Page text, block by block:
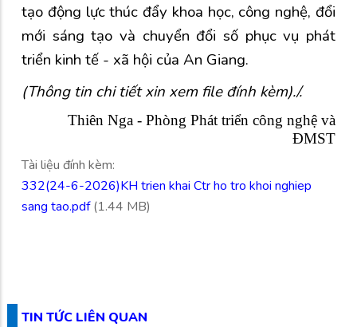
tạo động lực thúc đẩy khoa học, công nghệ, đổi
mới sáng tạo và chuyển đổi số phục vụ phát
triển kinh tế - xã hội của An Giang.
(Thông tin chi tiết xin xem file đính kèm)./.
Thiên Nga - Phòng Phát triển công nghệ và
ĐMST
Tài liệu đính kèm:
332(24-6-2026)KH trien khai Ctr ho tro khoi nghiep
sang tao.pdf (1.44 MB)
TIN TỨC LIÊN QUAN